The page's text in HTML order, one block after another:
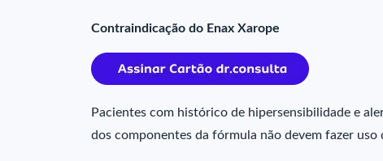
Contraindicação do Enax Xarope
Pacientes com histórico de hipersensibilidade e
dos componentes da fórmula não devem fazer uso